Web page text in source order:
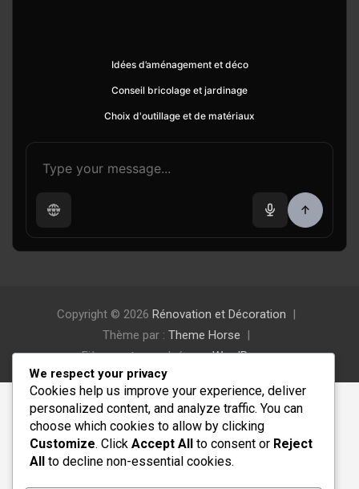
Idées d’aménagement et déco
Conseil bricolage et jardinage
Choix d'outillage et de matériaux
Copyright © 2026 Rénovation et Décoration
Thème par : Theme Horse
Fièrement propulsé par :WordPress
We respect your privacy
Cookies help us improve your experience, deliver
personalized content, and analyze traffic. You can
choose which cookies to allow by clicking
Customize. Click Accept All to consent or Reject
All to decline non-essential cookies.